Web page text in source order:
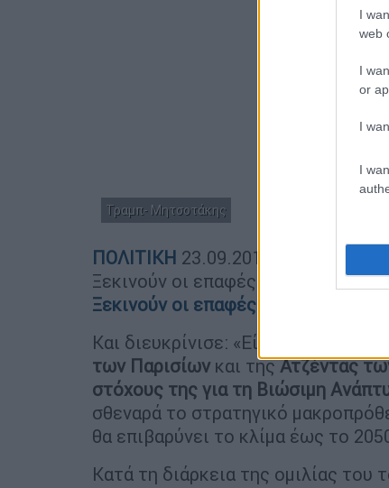
I
web
I
or
I
I
Τραμπ- Μητσοτάκης
ΠΟΛΙΤΙΚΗ 23.09.2019
Ξεκινούν οι επαφές Μητσοτάκη
Ξεκινούν οι επαφές Μητσοτάκη
Και διευκρίνισε: «Είμαστε πλήρως
των Παρισίων και τηςΑτζέντας
στόχους της για τη Βιώσιμη
σθεναρά το στρατηγικό
θα επιβαρύνει το κλίμα έως το
Κατά τη διάρκεια της ομιλίας του